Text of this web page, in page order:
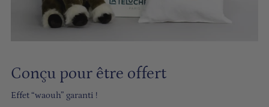
Conçu pour être offert
­­Effet “waouh” garanti !